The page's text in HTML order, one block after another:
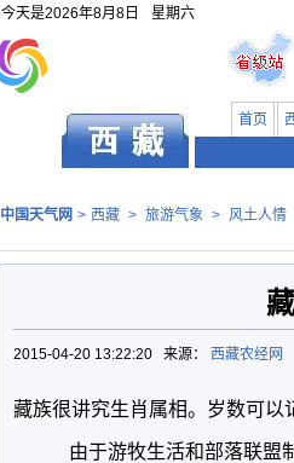
今天是2026年8月8日 星期六
首页
中国天气网 > 西藏 > 旅游气象 > 风土人情
2015-04-20 13:22:20 来源： 西藏农经网
藏族很讲究生肖属相。岁数可以
由于游牧生活和部落联盟